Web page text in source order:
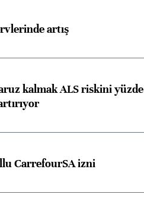
artış
kalmak ALS riskini yüzde
CarrefourSA izni